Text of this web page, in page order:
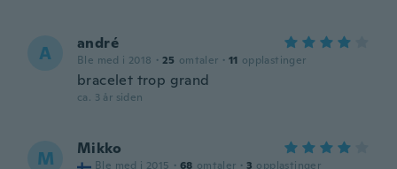
A andré
Ble med i 2018 · 25 omtaler · 11 opplastinger
bracelet trop grand
ca. 3 år siden
M Mikko
Ble med i 2015 · 68 omtaler · 3 opplastinger